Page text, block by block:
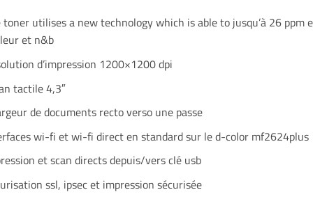
toner utilises a new technology which is able to jusqu’à 26 ppm
et n&b
d’impression 1200×1200 dpi
tactile 4,3″
de documents recto verso une passe
wi-fi et wi-fi direct en standard sur le d-color mf2624plus
et scan directs depuis/vers clé usb
ssl, ipsec et impression sécurisée